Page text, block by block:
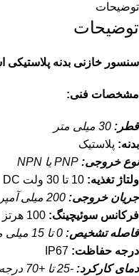
توضیحات
توضیحات
سنسور خازنی بدنه پلاستیکی اشنایدر
مشخصات فنی:
قطر:
بدنه: پلاستیک
نوع خروجی:
ولتاژ تغذیه:
جریان خروجی:
فرکانس سوئیچینگ:
فاصله تشخیص:
درجه حفاظت:
دمای کارکرد: -25 تا +70 درجه سانتیگراد